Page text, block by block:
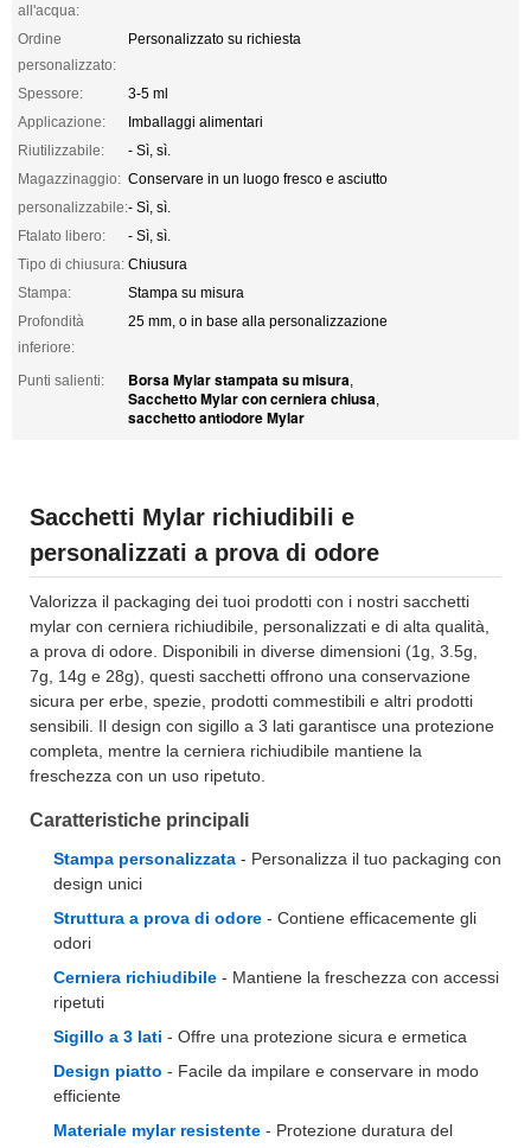
all'acqua:
Ordine
personalizzato:
Personalizzato su richiesta
Spessore:
3-5 ml
Applicazione:
Imballaggi alimentari
Riutilizzabile:
- Sì, sì.
Magazzinaggio: Conservare in un luogo fresco e asciutto
personalizzabile:- Sì, sì.
Ftalato libero:
- Sì, sì.
Tipo di chiusura: Chiusura
Stampa:
Stampa su misura
Profondità
inferiore:
25 mm, o in base alla personalizzazione
Punti salienti: Borsa Mylar stampata su misura,
Sacchetto Mylar con cerniera chiusa,
sacchetto antiodore Mylar
Sacchetti Mylar richiudibili e
personalizzati a prova di odore
Valorizza il packaging dei tuoi prodotti con i nostri sacchetti
mylar con cerniera richiudibile, personalizzati e di alta qualità,
a prova di odore. Disponibili in diverse dimensioni (1g, 3.5g,
7g, 14g e 28g), questi sacchetti offrono una conservazione
sicura per erbe, spezie, prodotti commestibili e altri prodotti
sensibili. Il design con sigillo a 3 lati garantisce una protezione
completa, mentre la cerniera richiudibile mantiene la
freschezza con un uso ripetuto.
Caratteristiche principali
Stampa personalizzata - Personalizza il tuo packaging con
design unici
Struttura a prova di odore - Contiene efficacemente gli
odori
Cerniera richiudibile - Mantiene la freschezza con accessi
ripetuti
Sigillo a 3 lati - Offre una protezione sicura e ermetica
Design piatto - Facile da impilare e conservare in modo
efficiente
Materiale mylar resistente - Protezione duratura del